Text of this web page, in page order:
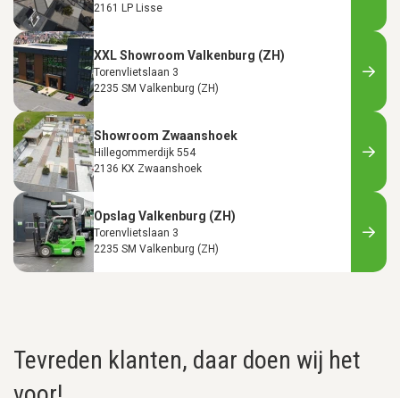
2161 LP Lisse
XXL Showroom Valkenburg (ZH)
Torenvlietslaan 3
2235 SM Valkenburg (ZH)
Showroom Zwaanshoek
Hillegommerdijk 554
2136 KX Zwaanshoek
Opslag Valkenburg (ZH)
Torenvlietslaan 3
2235 SM Valkenburg (ZH)
Tevreden klanten, daar doen wij het